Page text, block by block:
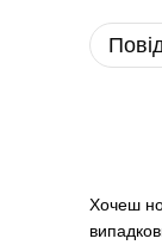
Хочеш